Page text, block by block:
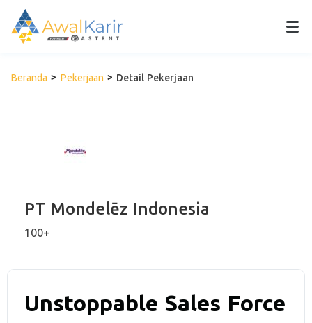
Beranda Pekerjaan Detail Pekerjaan
PT Mondelēz Indonesia
100+
Unstoppable Sales Force